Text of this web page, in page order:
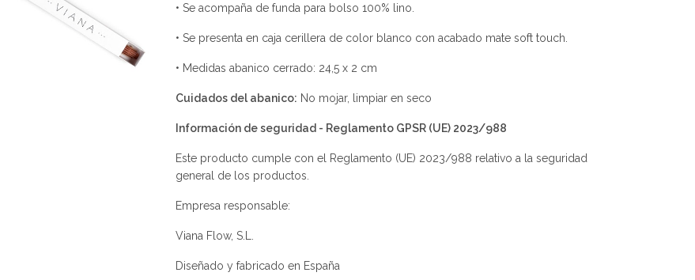
• Se acompaña de funda para bolso 100% lino.
• Se presenta en caja cerillera de color blanco con acabado mate soft touch.
• Medidas abanico cerrado: 24,5 x 2 cm
Cuidados del abanico: No mojar, limpiar en seco
Información de seguridad - Reglamento GPSR (UE) 2023/988
Este producto cumple con el Reglamento (UE) 2023/988 relativo a la seguridad
general de los productos.
Empresa responsable:
Viana Flow, S.L.
Diseñado y fabricado en España